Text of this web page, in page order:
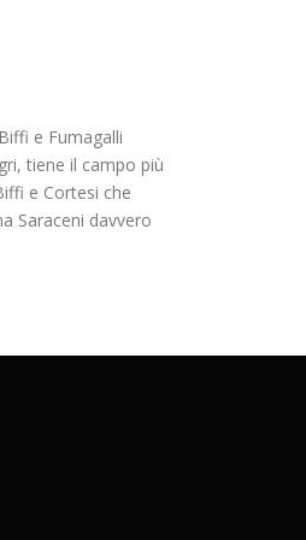
e Fumagalli
tiene il campo più
e Cortesi che
Saraceni davvero